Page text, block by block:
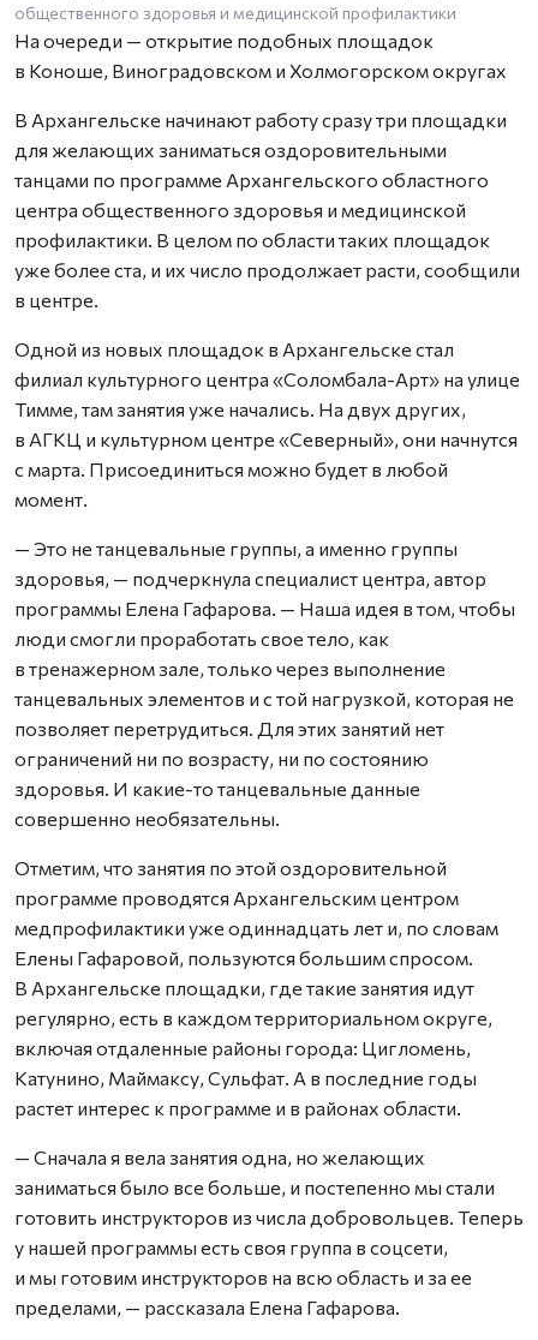
общественного здоровья и медицинской профилактики
На очереди — открытие подобных площадок
в Коноше, Виноградовском и Холмогорском округах
В Архангельске начинают работу сразу три площадки
для желающих заниматься оздоровительными
танцами по программе Архангельского областного
центра общественного здоровья и медицинской
профилактики. В целом по области таких площадок
уже более ста, и их число продолжает расти, сообщили
в центре.
Одной из новых площадок в Архангельске стал
филиал культурного центра «Соломбала-Арт» на улице
Тимме, там занятия уже начались. На двух других,
в АГКЦ и культурном центре «Северный», они начнутся
с марта. Присоединиться можно будет в любой
момент.
— Это не танцевальные группы, а именно группы
здоровья, — подчеркнула специалист центра, автор
программы Елена Гафарова. — Наша идея в том, чтобы
люди смогли проработать свое тело, как
в тренажерном зале, только через выполнение
танцевальных элементов и с той нагрузкой, которая не
позволяет перетрудиться. Для этих занятий нет
ограничений ни по возрасту, ни по состоянию
здоровья. И какие-то танцевальные данные
совершенно необязательны.
Отметим, что занятия по этой оздоровительной
программе проводятся Архангельским центром
медпрофилактики уже одиннадцать лет и, по словам
Елены Гафаровой, пользуются большим спросом.
В Архангельске площадки, где такие занятия идут
регулярно, есть в каждом территориальном округе,
включая отдаленные районы города: Цигломень,
Катунино, Маймаксу, Сульфат. А в последние годы
растет интерес к программе и в районах области.
— Сначала я вела занятия одна, но желающих
заниматься было все больше, и постепенно мы стали
готовить инструкторов из числа добровольцев. Теперь
у нашей программы есть своя группа в соцсети,
и мы готовим инструкторов на всю область и за ее
пределами, — рассказала Елена Гафарова.